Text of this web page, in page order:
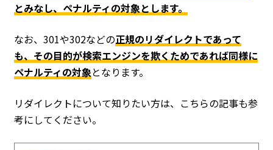
とみなし、ペナルティの対象とします。
なお、301や302などの正規のリダイレクトであって
も、その目的が検索エンジンを欺くためであれば同様に
ペナルティの対象となります。
リダイレクトについて知りたい方は、こちらの記事も参
考にしてください。